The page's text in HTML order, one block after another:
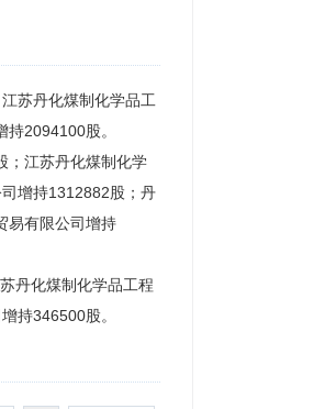
苏丹化煤制化学品工
2094100股。
；江苏丹化煤制化学
增持1312882股；丹
易有限公司增持
丹化煤制化学品工程
持346500股。